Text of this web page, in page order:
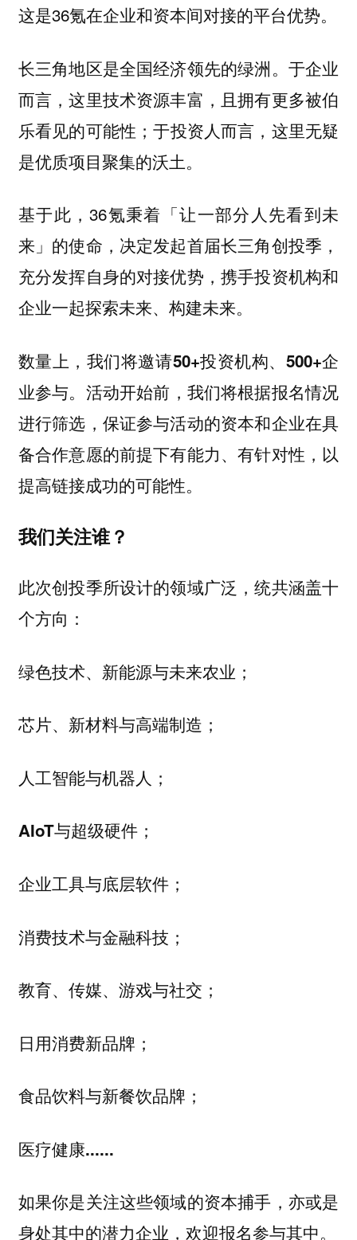
这是36氪在企业和资本间对接的平台优势。
长三角地区是全国经济领先的绿洲。于企业
而言，这里技术资源丰富，且拥有更多被伯
乐看见的可能性；于投资人而言，这里无疑
是优质项目聚集的沃土。
基于此，36氪秉着「让一部分人先看到未
来」的使命，决定发起首届长三角创投季，
充分发挥自身的对接优势，携手投资机构和
企业一起探索未来、构建未来。
数量上， 我们将邀请50+投资机构、500+企
业参与。 活动开始前，我们将根据报名情况
进行筛选，保证参与活动的资本和企业在具
备合作意愿的前提下有能力、有针对性，以
提高链接成功的可能性。
我们关注谁？
此次创投季所设计的领域广泛，统共涵盖十
个方向：
绿色技术、新能源与未来农业；
芯片、新材料与高端制造；
人工智能与机器人；
AIoT与超级硬件；
企业工具与底层软件；
消费技术与金融科技；
教育、传媒、游戏与社交；
日用消费新品牌；
食品饮料与新餐饮品牌；
医疗健康......
如果你是关注这些领域的资本捕手，亦或是
身处其中的潜力企业，欢迎报名参与其中。